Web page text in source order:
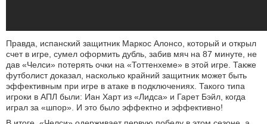
Правда, испанский защитник Маркос Алонсо, который и открыл
счет в игре, сумел оформить дубль, забив мяч на 87 минуте, не
дав «Челси» потерять очки на «Тоттенхеме» в этой игре. Также
футболист доказал, насколько крайний защитник может быть
эффективным при игре в атаке в подключениях. Такого типа
игроки в АПЛ были: Иан Харт из «Лидса» и Гарет Бэйл, когда
играл за «шпор». И это было эффектно и эффективно!